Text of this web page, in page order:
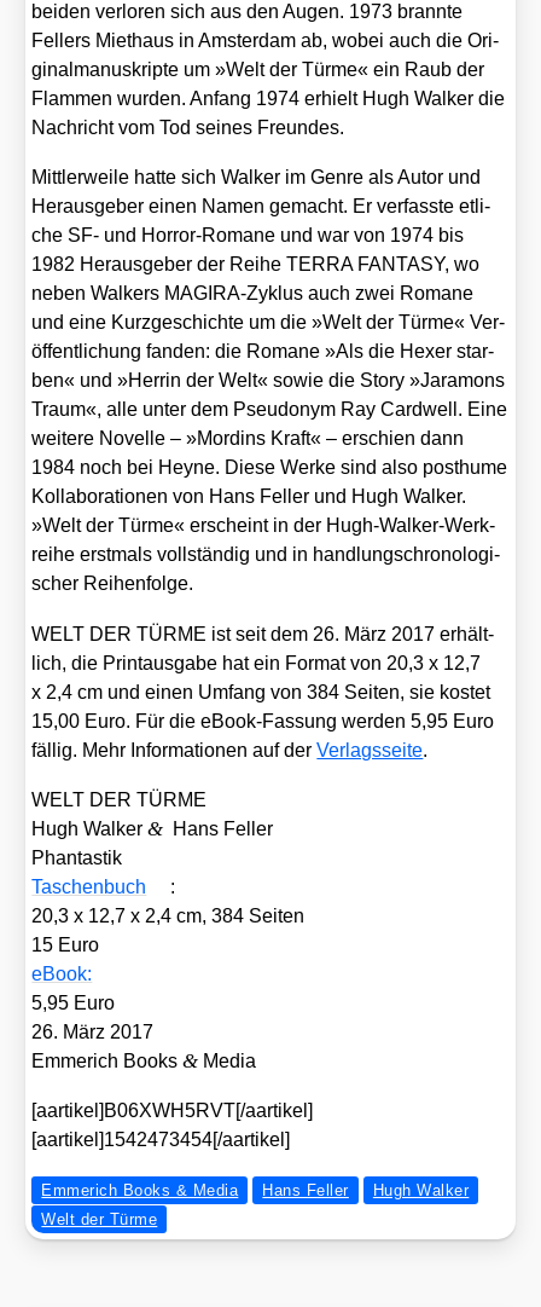
bei­den ver­lo­ren sich aus den Augen. 1973 brann­te
Fellers Miet­haus in Ams­ter­dam ab, wobei auch die Ori­
gi­nal­ma­nu­skrip­te um »Welt der Tür­me« ein Raub der
Flam­men wur­den. Anfang 1974 erhielt Hugh Wal­ker die
Nach­richt vom Tod sei­nes Freun­des.
Mitt­ler­wei­le hat­te sich Wal­ker im Gen­re als Autor und
Her­aus­ge­ber einen Namen gemacht. Er ver­fass­te etli­
che SF- und Hor­ror-Roma­ne und war von 1974 bis
1982 Her­aus­ge­ber der Rei­he TERRA FANTASY, wo
neben Wal­kers MAGI­RA-Zyklus auch zwei Roma­ne
und eine Kurz­ge­schich­te um die »Welt der Tür­me« Ver­
öf­fent­li­chung fan­den: die Roma­ne »Als die Hexer star­
ben« und »Her­rin der Welt« sowie die Sto­ry »Jara­mons
Traum«, alle unter dem Pseud­onym Ray Card­well. Eine
wei­te­re Novel­le – »Mord­ins Kraft« – erschien dann
1984 noch bei Hey­ne. Die­se Wer­ke sind also post­hu­me
Kol­la­bo­ra­tio­nen von Hans Fel­ler und Hugh Wal­ker.
»Welt der Tür­me« erscheint in der Hugh-Wal­ker-Werk­
rei­he erst­mals voll­stän­dig und in hand­lungs­chro­no­lo­gi­
scher Rei­hen­fol­ge.
WELT DER TÜRME ist seit dem 26. März 2017 erhält­
lich, die Print­aus­ga­be hat ein For­mat von 20,3 x 12,7
x 2,4 cm und einen Umfang von 384 Sei­ten, sie kos­tet
15,00 Euro. Für die eBook-Fas­sung wer­den 5,95 Euro
fäl­lig. Mehr Infor­ma­tio­nen auf derVer­lags­sei­te.
WELT DER TÜRME
Hugh Wal­ker& Hans Fel­ler
Phan­tas­tik
Taschen­buch
:
20,3 x 12,7 x 2,4 cm, 384 Sei­ten
15 Euro
eBook:
5,95 Euro
26. März 2017
Emme­rich Books& Media
[aartikel]B06XWH5RVT[/aartikel]
[aartikel]1542473454[/aartikel]
Emmerich Books & Media Hans Feller
Hugh Walker
Welt der Türme